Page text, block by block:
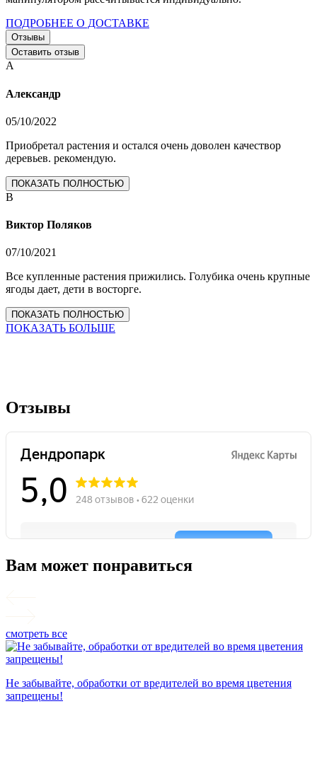
ПОДРОБНЕЕ О ДОСТАВКЕ
Отзывы
Оставить отзыв
А
Александр
05/10/2022
Приобретал растения и остался очень доволен качествор
деревьев. рекомендую.
ПОКАЗАТЬ ПОЛНОСТЬЮ
В
Виктор Поляков
07/10/2021
Все купленные растения прижились. Голубика очень крупные
ягоды дает, дети в восторге.
ПОКАЗАТЬ ПОЛНОСТЬЮ
ПОКАЗАТЬ БОЛЬШЕ
Отзывы
Вам может понравиться
смотреть все
Не забывайте, обработки от вредителей во время цветения
запрещены!